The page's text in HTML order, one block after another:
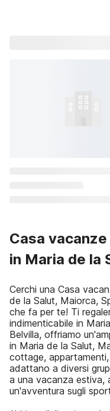
Casa
in Maria de la
Cerchi una Casa
de la Salut, Maiorca,
che fa per te! Ti
indimenticabile in
Belvilla, offriamo
in Maria de la Salut,
cottage,
adattano a diversi
a una vacanza estiva,
un'avventura sugli